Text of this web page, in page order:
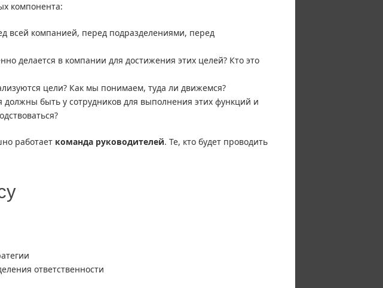
компонента:
всей компанией, перед подразделениями, перед
делается в компании для достижения этих целей? Кто это
цели? Как мы понимаем, туда ли движемся?
должны быть у сотрудников для выполнения этих функций и
работает команда руководителей. Те, кто будет проводить
ответственности